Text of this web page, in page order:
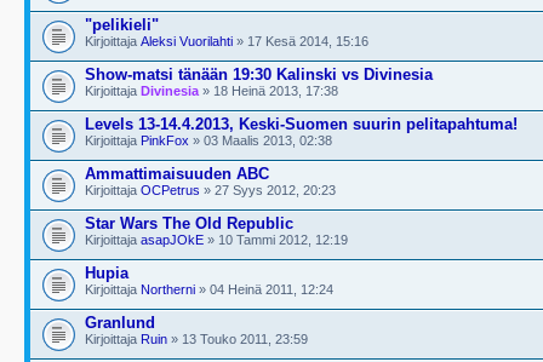
"pelikieli"
Kirjoittaja Aleksi Vuorilahti » 17 Kesä 2014, 15:16
Show-matsi tänään 19:30 Kalinski vs Divinesia
Kirjoittaja Divinesia » 18 Heinä 2013, 17:38
Levels 13-14.4.2013, Keski-Suomen suurin pelitapahtuma!
Kirjoittaja PinkFox » 03 Maalis 2013, 02:38
Ammattimaisuuden ABC
Kirjoittaja OCPetrus » 27 Syys 2012, 20:23
Star Wars The Old Republic
Kirjoittaja asapJOkE » 10 Tammi 2012, 12:19
Hupia
Kirjoittaja Northerni » 04 Heinä 2011, 12:24
Granlund
Kirjoittaja Ruin » 13 Touko 2011, 23:59